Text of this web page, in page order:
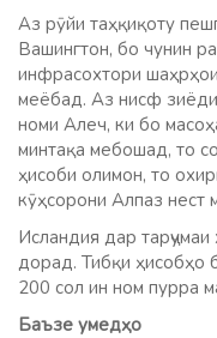
Аз рӯйи таҳқиқоту
Вашингтон, бо чунин
инфрасохтори
меёбад. Аз нисф
номи Алеч, ки бо
минтақа мебошад, то
ҳисоби олимон, то
кӯҳсорони Алпаз нест
Исландия дар
дорад. Тибқи ҳисобҳо
200 сол ин ном пурра
Баъзе умедҳо